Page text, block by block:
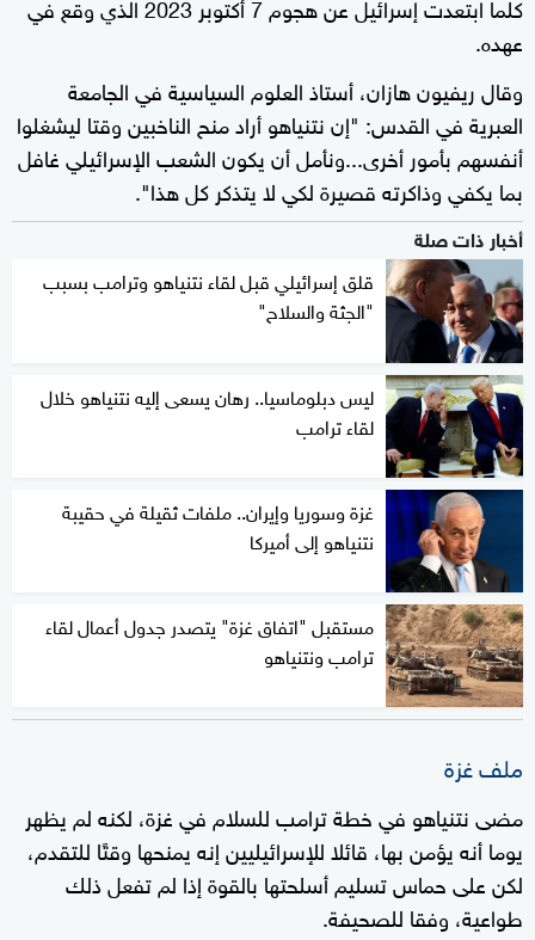
عهده.
وقال ريفيون هازان، أستاذ العلوم السياسية في الجامعة
العبرية في القدس: "إن نتنياهو أراد منح الناخبين وقتا ليشغلوا
أنفسهم بأمور أخرى...ونأمل أن يكون الشعب الإسرائيلي غافل
بما يكفي وذاكرته قصيرة لكي لا يتذكر كل هذا".
أخبار ذات صلة
قلق إسرائيلي قبل لقاء نتنياهو وترامب بسبب
"الجثة والسلاح"
ليس دبلوماسيا.. رهان يسعى إليه نتنياهو خلال
لقاء ترامب
غزة وسوريا وإيران.. ملفات ثقيلة في حقيبة
نتنياهو إلى أميركا
مستقبل "اتفاق غزة" يتصدر جدول أعمال لقاء
ترامب ونتنياهو
ملف غزة
مضى نتنياهو في خطة ترامب للسلام في غزة، لكنه لم يظهر
يوما أنه يؤمن بها، قائلا للإسرائيليين إنه يمنحها وقتًا للتقدم،
لكن على حماس تسليم أسلحتها بالقوة إذا لم تفعل ذلك
طواعية، وفقا للصحيفة.